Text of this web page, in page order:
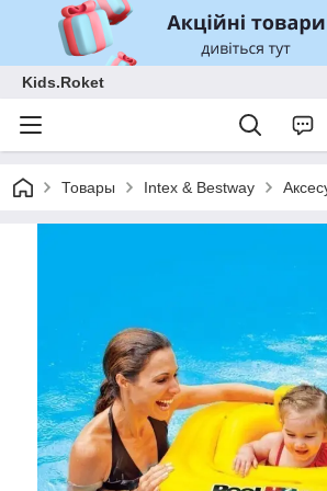
Kids.Roket
Товары Intex & Bestway